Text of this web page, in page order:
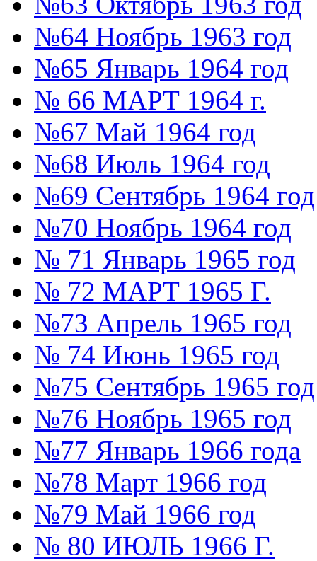
№64 Ноябрь 1963 год
№65 Январь 1964 год
№ 66 МАРТ 1964 г.
№67 Май 1964 год
№68 Июль 1964 год
№69 Сентябрь 1964 год
№70 Ноябрь 1964 год
№ 71 Январь 1965 год
№ 72 МАРТ 1965 Г.
№73 Апрель 1965 год
№ 74 Июнь 1965 год
№75 Сентябрь 1965 год
№76 Ноябрь 1965 год
№77 Январь 1966 года
№78 Март 1966 год
№79 Май 1966 год
№ 80 ИЮЛЬ 1966 Г.